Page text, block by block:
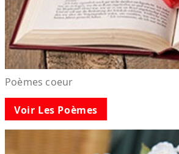
Poèmes coeur
Voir Les Poèmes